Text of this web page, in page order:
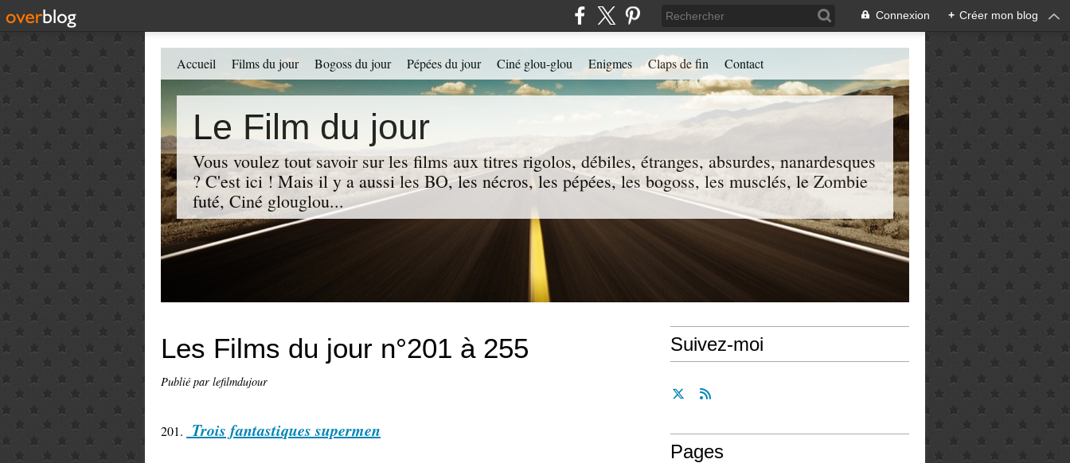
Connexion + Créer mon blog
Le Film du jour
Vous voulez tout savoir sur les films aux titres rigolos, débiles, étranges, absurdes, nanardesques
? C'est ici ! Mais il y a aussi les BO, les nécros, les pépées, les bogoss, les musclés, le Zombie
futé, Ciné glouglou...
Accueil Films du jour Bogoss du jour Pépées du jour Ciné glou-glou Enigmes Claps de fin Contact
Les Films du jour n°201 à 255
Publié par lefilmdujour
201. Trois fantastiques supermen
Suivez-moi
Pages